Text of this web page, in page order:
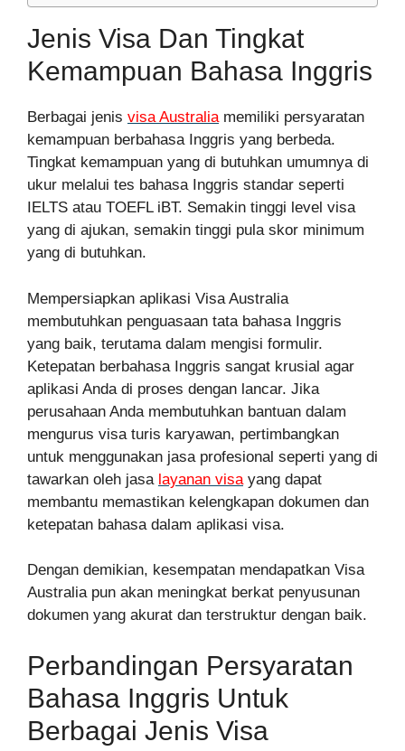
Jenis Visa Dan Tingkat
Kemampuan Bahasa Inggris
Berbagai jenis visa Australiamemiliki persyaratan
kemampuan berbahasa Inggris yang berbeda.
Tingkat kemampuan yang di butuhkan umumnya di
ukur melalui tes bahasa Inggris standar seperti
IELTS atau TOEFL iBT. Semakin tinggi level visa
yang di ajukan, semakin tinggi pula skor minimum
yang di butuhkan.
Mempersiapkan aplikasi Visa Australia
membutuhkan penguasaan tata bahasa Inggris
yang baik, terutama dalam mengisi formulir.
Ketepatan berbahasa Inggris sangat krusial agar
aplikasi Anda di proses dengan lancar. Jika
perusahaan Anda membutuhkan bantuan dalam
mengurus visa turis karyawan, pertimbangkan
untuk menggunakan jasa profesional seperti yang di
tawarkan oleh jasa layanan visa yang dapat
membantu memastikan kelengkapan dokumen dan
ketepatan bahasa dalam aplikasi visa.
Dengan demikian, kesempatan mendapatkan Visa
Australia pun akan meningkat berkat penyusunan
dokumen yang akurat dan terstruktur dengan baik.
Perbandingan Persyaratan
Bahasa Inggris Untuk
Berbagai Jenis Visa